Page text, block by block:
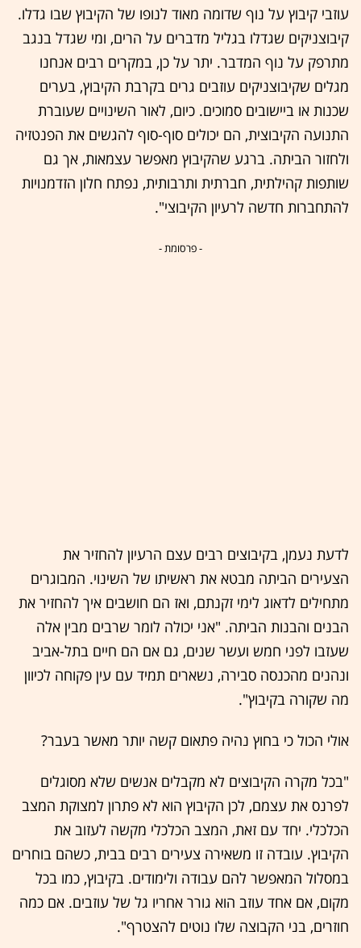
עוזבי קיבוץ על נוף שדומה מאוד לנופו של הקיבוץ שבו גדלו.
קיבוצניקים שגדלו בגליל מדברים על הרים, ומי שגדל בנגב
מתרפק על נוף המדבר. יתר על כן, במקרים רבים אנחנו
מגלים שקיבוצניקים עוזבים גרים בקרבת הקיבוץ, בערים
שכנות או ביישובים סמוכים. כיום, לאור השינויים שעוברת
התנועה הקיבוצית, הם יכולים סוף-סוף להגשים את הפנטזיה
ולחזור הביתה. ברגע שהקיבוץ מאפשר עצמאות, אך גם
שותפות קהילתית, חברתית ותרבותית, נפתח חלון הזדמנויות
להתחברות חדשה לרעיון הקיבוצי".
- פרסומת -
לדעת נעמן, בקיבוצים רבים עצם הרעיון להחזיר את
הצעירים הביתה מבטא את ראשיתו של השינוי. המבוגרים
מתחילים לדאוג לימי זקנתם, ואז הם חושבים איך להחזיר את
הבנים והבנות הביתה. "אני יכולה לומר שרבים מבין אלה
שעזבו לפני חמש ועשר שנים, גם אם הם חיים בתל-אביב
ונהנים מהכנסה סבירה, נשארים תמיד עם עין פקוחה לכיוון
מה שקורה בקיבוץ".
אולי הכול כי בחוץ נהיה פתאום קשה יותר מאשר בעבר?
"בכל מקרה הקיבוצים לא מקבלים אנשים שלא מסוגלים
לפרנס את עצמם, לכן הקיבוץ הוא לא פתרון למצוקת המצב
הכלכלי. יחד עם זאת, המצב הכלכלי מקשה לעזוב את
הקיבוץ. עובדה זו משאירה צעירים רבים בבית, כשהם בוחרים
במסלול המאפשר להם עבודה ולימודים. בקיבוץ, כמו בכל
מקום, אם אחד עוזב הוא גורר אחריו גל של עוזבים. אם כמה
חוזרים, בני הקבוצה שלו נוטים להצטרף".